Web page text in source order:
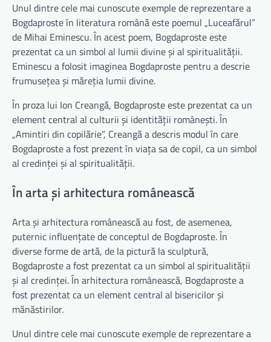
Unul dintre cele mai cunoscute exemple de reprezentare a
Bogdaproste în literatura română este poemul „Luceafărul”
de Mihai Eminescu. În acest poem, Bogdaproste este
prezentat ca un simbol al lumii divine și al spiritualității.
Eminescu a folosit imaginea Bogdaproste pentru a descrie
frumusețea și măreția lumii divine.
În proza lui Ion Creangă, Bogdaproste este prezentat ca un
element central al culturii și identității românești. În
„Amintiri din copilărie”, Creangă a descris modul în care
Bogdaproste a fost prezent în viața sa de copil, ca un simbol
al credinței și al spiritualității.
În arta și arhitectura românească
Arta și arhitectura românească au fost, de asemenea,
puternic influențate de conceptul de Bogdaproste. În
diverse forme de artă, de la pictură la sculptură,
Bogdaproste a fost prezentat ca un simbol al spiritualității
și al credinței. În arhitectura românească, Bogdaproste a
fost prezentat ca un element central al bisericilor și
mănăstirilor.
Unul dintre cele mai cunoscute exemple de reprezentare a